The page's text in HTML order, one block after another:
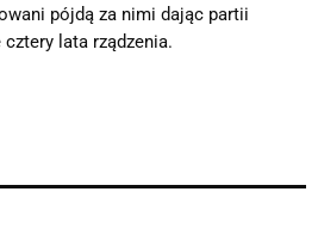
pójdą za nimi dając partii
lata rządzenia.